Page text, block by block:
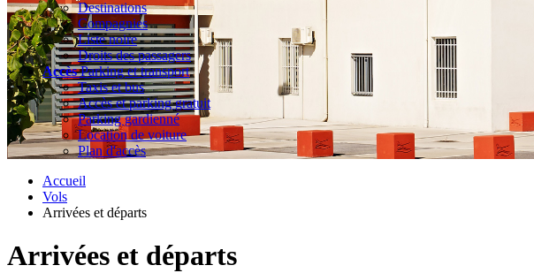
Destinations
Compagnies
Liste noire
Droits des passagers
AccèsParking et transport
Taxis et bus
Accès et parking gratuit
Parking gardienné
Location de voiture
Plan d'accès
Accueil
Vols
Arrivées et départs
Arrivées et départs